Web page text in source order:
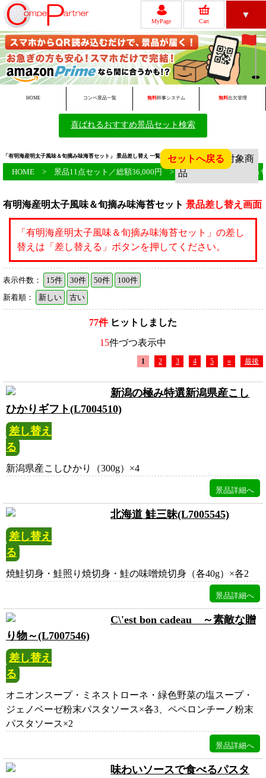
MyPage Cart
▼
レビュー ゴルフコンペについて
初めての方へ
会員新規登録 FAQ
HOME コンペ景品一覧 無料幹事システム 無料出欠管理
喜ばれるおすすめ景品セット検索
「有明海産明太子風味＆旬摘み味海苔セット」 景品差し替え 一覧画面 ゴルフコンペ景品のサイト！
HOME > 景品11点セット／総額36,000円 > 「有明海産明太子風味＆
セットへ戻る
有明海産明太子風味＆旬摘み味海苔セット 景品差し替え画面
「有明海産明太子風味＆旬摘み味海苔セット」の差し
替えは「差し替える」ボタンを押してください。
表示件数： 15件 30件 50件
100件
新着順：
新しい 古い
77件ヒットしました
15件づつ表示中
1 2 3 4 5 » 最後
新潟の極み特選新潟県産こし
ひかりギフト(L7004510)
差し替え
る
新潟県産こしひかり（300g）×4
北海道 鮭三昧(L7005545)
差し替え
る
焼鮭切身・鮭照り焼切身・鮭の味噌焼切身（各40g）×各2
C\'est bon cadeau ～素敵な贈
り物～(L7007546)
差し替え
る
オニオンスープ・ミネストローネ・緑色野菜の塩スープ・
ジェノベーゼ粉末パスタソース×各3、ペペロンチーノ粉末
パスタソース×2
味わいソースで食べるパスタ